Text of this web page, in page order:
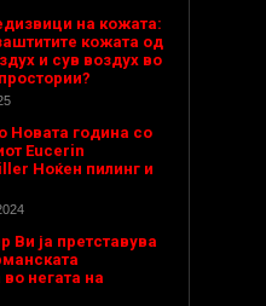
на кожата:
кожата од
и сув воздух во
Новата година со
Eucerin
Ноќен пилинг и
Ви ја претставува
во негата на